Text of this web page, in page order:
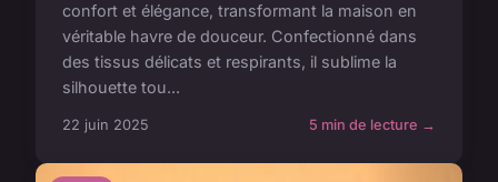
confort et élégance, transformant la maison en
véritable havre de douceur. Confectionné dans
des tissus délicats et respirants, il sublime la
silhouette tou...
22 juin 2025 5 min de lecture →